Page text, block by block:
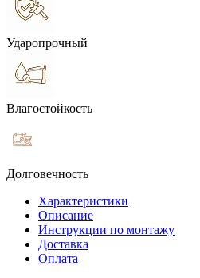
Ударопрочный
Влагостойкость
Долговечность
Характеристики
Описание
Инструкции по монтажу
Доставка
Оплата